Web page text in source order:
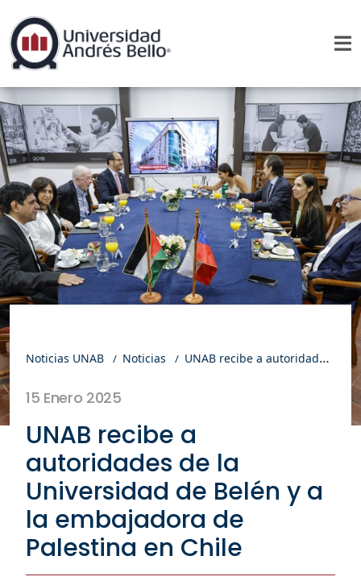
Noticias UNAB Noticias UNAB recibe a autoridades de la Universidad de Belén y a la embajadora de Palestina en Chile
15 Enero 2025
UNAB recibe a
autoridades de la
Universidad de Belén y a
la embajadora de
Palestina en Chile